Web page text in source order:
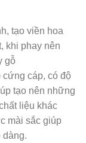
tạo viền hoa
khi phay nên
gỗ
cáp, có độ
tạo nên những
liệu khác
mài sắc giúp
dàng.